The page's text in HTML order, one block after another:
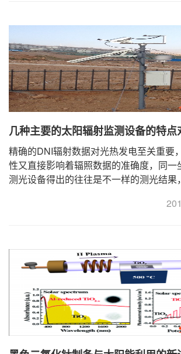
几种主要的太阳辐射监测设备的特点
精确的DNI辐射数据对光热发电至关重要
性又直接影响着辐照数据的准确度，同一
测光设备得出的往往是不一样的测光结果